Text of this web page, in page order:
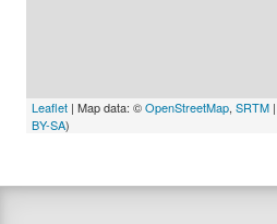
Leaflet | Map data: ©OpenStreetMap, SRTM
BY-SA)